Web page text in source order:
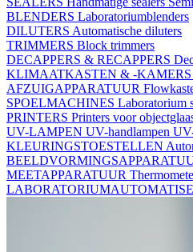
BLENDERS Laboratoriumblenders
DILUTERS Automatische diluters
TRIMMERS Block trimmers
DECAPPERS & RECAPPERS
KLIMAATKASTEN & -KAMERS
AFZUIGAPPARATUUR
SPOELMACHINES Laboratorium
PRINTERS Printers voor
UV-LAMPEN UV-handlampen
KLEURINGSTOESTELLEN
MEETAPPARATUUR